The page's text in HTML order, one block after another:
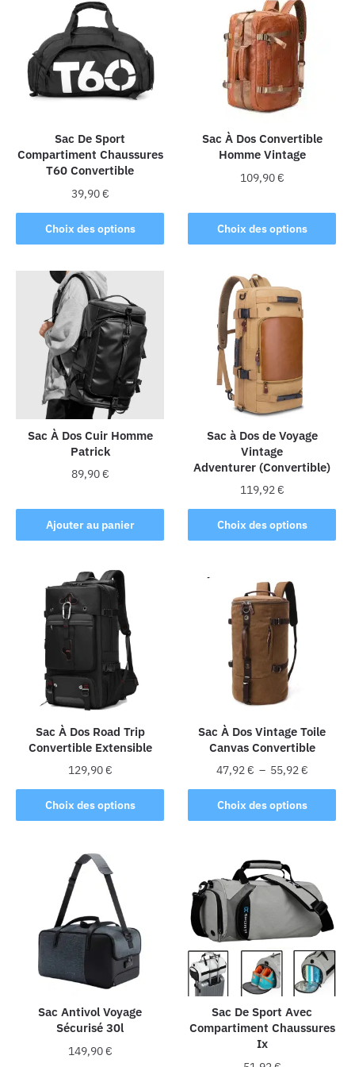
variations.
Les
options
peuvent
être
choisies
sur
la
page
du
Sac De Sport
Compartiment Chaussures
T60 Convertible
39,90€
Choix des options
Ce
produit
plusieurs
variations.
Les
options
peuvent
être
choisies
sur
la
page
du
Sac À Dos Convertible
Homme Vintage
109,90€
Choix des options
produit
a
variations.
Les
options
peuvent
choisies
sur
la
page
du
produit
Sac À Dos Cuir Homme
Patrick
89,90€
Ajouter au panier
Sac à Dos de Voyage
Vintage
Adventurer (Convertible)
119,92€
Choix des options
Ce
produit
variations.
Les
options
peuvent
être
choisies
sur
la
page
du
produit
Sac À Dos Road Trip
Convertible Extensible
129,90€
Choix des options
Ce
produit
plusieurs
variations.
options
peuvent
choisies
sur
la
page
du
Sac À Dos Vintage Toile
Canvas Convertible
47,92€ – 55,92€Plage
de
prix :
47,92 €
Choix des options
Ce
produit
plusieurs
variations.
options
peuvent
être
choisies
sur
la
page
du
Sac Antivol Voyage
Sécurisé 30l
149,90€
Sac De Sport Avec
Compartiment Chaussures
Ix